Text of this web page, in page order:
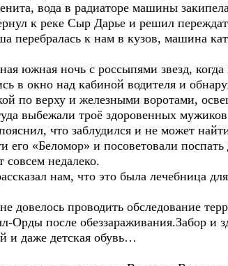
вода в радиаторе машины
к реке Сыр Дарье и решил
к нам в кузов, машина
южная ночь с россыпями звезд, когда
окно над кабиной водителя и
по верху и железными воротами,
выбежали троё здоровенных
что заблудился и не может
«Беломор» и посоветовали
совсем недалеко.
нам, что это была лечебница
проводить обследование
Орды после обеззараживания.Забор и
и даже детская обувь…